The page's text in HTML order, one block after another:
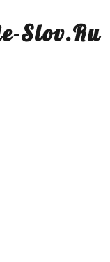
Slov.Ru